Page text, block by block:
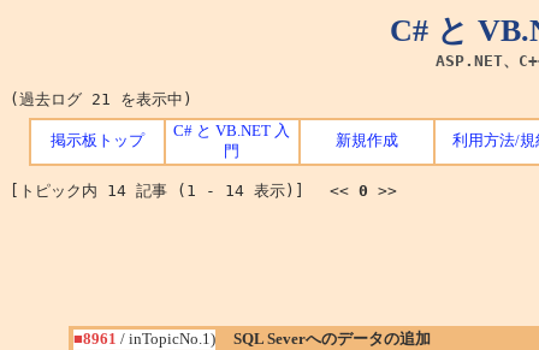
C# と
ASP.NET、
(過去ログ 21 を表示中)
掲示板トップ
C# と VB.NET 入
門
新規作成 利用方法/規
[トピック内 14 記事 (1 - 14 表示)] << 0 >>
■8961 / inTopicNo.1) SQL Severへのデータの追加